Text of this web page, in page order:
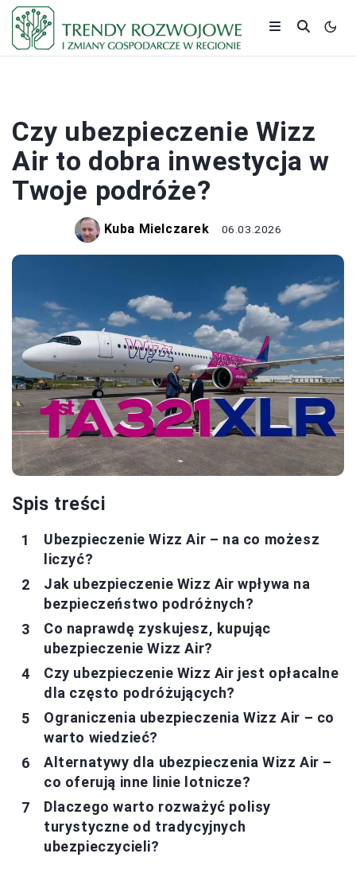
Czy ubezpieczenie Wizz
Air to dobra inwestycja w
Twoje podróże?
Kuba Mielczarek 06.03.2026
Spis treści
Ubezpieczenie Wizz Air – na co możesz
liczyć?
Jak ubezpieczenie Wizz Air wpływa na
bezpieczeństwo podróżnych?
Co naprawdę zyskujesz, kupując
ubezpieczenie Wizz Air?
Czy ubezpieczenie Wizz Air jest opłacalne
dla często podróżujących?
Ograniczenia ubezpieczenia Wizz Air – co
warto wiedzieć?
Alternatywy dla ubezpieczenia Wizz Air –
co oferują inne linie lotnicze?
Dlaczego warto rozważyć polisy
turystyczne od tradycyjnych
ubezpieczycieli?